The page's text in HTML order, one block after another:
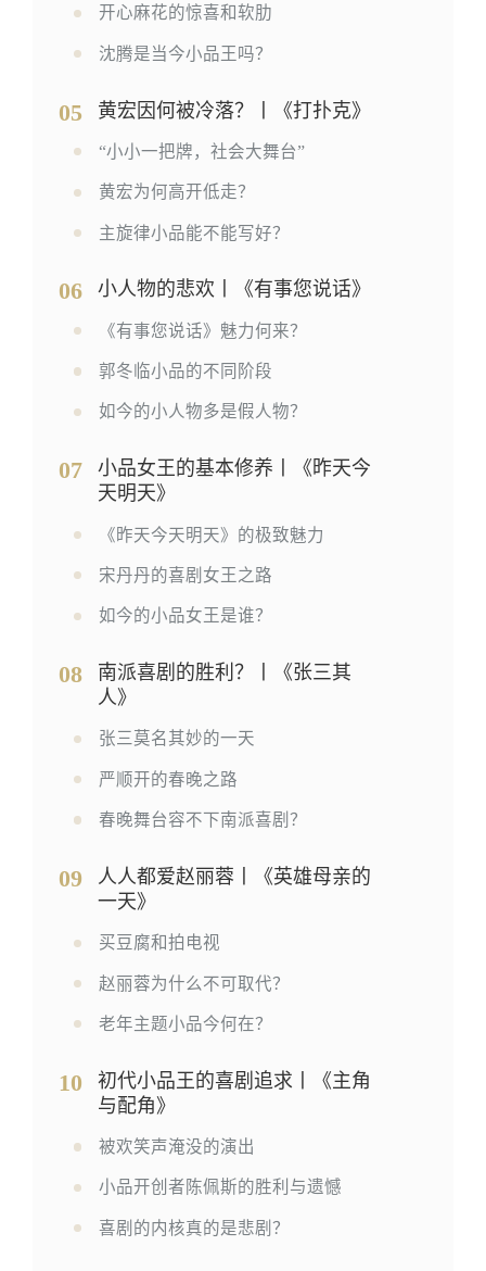
开心麻花的惊喜和软肋
沈腾是当今小品王吗？
05 黄宏因何被冷落？丨《打扑克》
“小小一把牌，社会大舞台”
黄宏为何高开低走？
主旋律小品能不能写好？
06 小人物的悲欢丨《有事您说话》
《有事您说话》魅力何来？
郭冬临小品的不同阶段
如今的小人物多是假人物？
07
小品女王的基本修养丨《昨天今
天明天》
《昨天今天明天》的极致魅力
宋丹丹的喜剧女王之路
如今的小品女王是谁？
08
南派喜剧的胜利？丨《张三其
人》
张三莫名其妙的一天
严顺开的春晚之路
春晚舞台容不下南派喜剧？
09
人人都爱赵丽蓉丨《英雄母亲的
一天》
买豆腐和拍电视
赵丽蓉为什么不可取代？
老年主题小品今何在？
10
初代小品王的喜剧追求丨《主角
与配角》
被欢笑声淹没的演出
小品开创者陈佩斯的胜利与遗憾
喜剧的内核真的是悲剧？